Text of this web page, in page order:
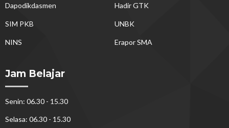
Dapodikdasmen Hadir GTK
SIM PKB UNBK
NINS Erapor SMA
Jam Belajar
Senin: 06.30 - 15.30
Selasa: 06.30 - 15.30